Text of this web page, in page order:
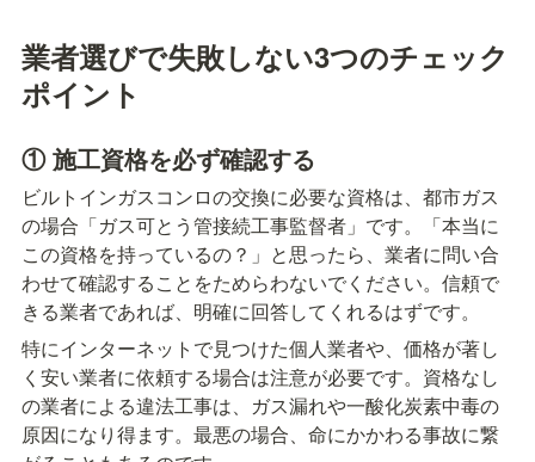
業者選びで失敗しない3つのチェック
ポイント
① 施工資格を必ず確認する
ビルトインガスコンロの交換に必要な資格は、都市ガス
の場合「ガス可とう管接続工事監督者」です。「本当に
この資格を持っているの？」と思ったら、業者に問い合
わせて確認することをためらわないでください。信頼で
きる業者であれば、明確に回答してくれるはずです。
特にインターネットで見つけた個人業者や、価格が著し
く安い業者に依頼する場合は注意が必要です。資格なし
の業者による違法工事は、ガス漏れや一酸化炭素中毒の
原因になり得ます。最悪の場合、命にかかわる事故に繋